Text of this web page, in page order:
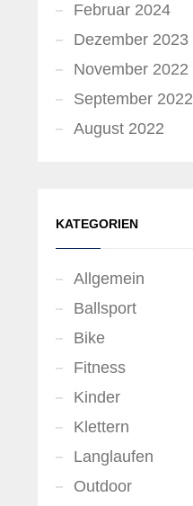
Februar 2024
Dezember 2023
November 2022
September 2022
August 2022
KATEGORIEN
Allgemein
Ballsport
Bike
Fitness
Kinder
Klettern
Langlaufen
Outdoor